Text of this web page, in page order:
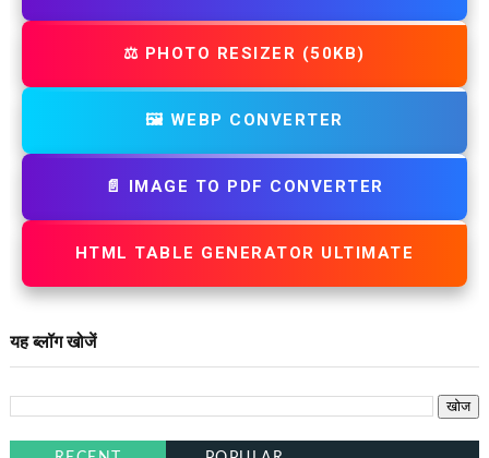
⚖️ PHOTO RESIZER (50KB)
🖼️ WEBP CONVERTER
📄 IMAGE TO PDF CONVERTER
HTML TABLE GENERATOR ULTIMATE
यह ब्लॉग खोजें